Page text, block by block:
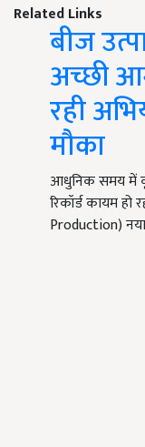
Related Links
बीज
अच्छी
रही
मौका
आधुनिक समय में
रिकॉर्ड कायम हो
Production)